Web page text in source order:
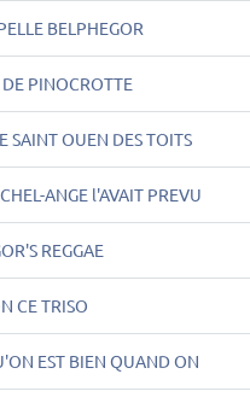
BELPHEGOR
DE PINOCROTTE
SAINT OUEN DES TOITS
ANGE l'AVAIT PREVU
REGGAE
CE TRISO
EST BIEN QUAND ON